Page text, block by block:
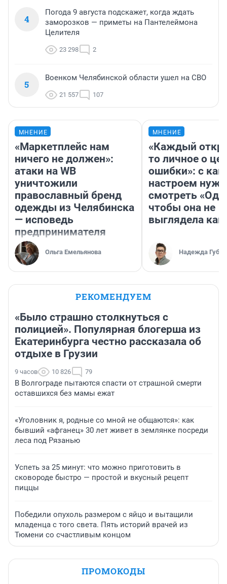
4
Погода 9 августа подскажет, когда ждать
заморозков — приметы на Пантелеймона
Целителя
23 298 2
5
Военком Челябинской области ушел на СВО
21 557 107
МНЕНИЕ
«Маркетплейс нам
ничего не должен»:
атаки на WB
уничтожили
православный бренд
одежды из Челябинска
— исповедь
предпринимателя
Ольга Емельянова
МНЕНИЕ
«Каждый
то личное о
ошибки»: с
настроем
смотреть
чтобы она не
выглядела как
Надежда
РЕКОМЕНДУЕМ
«Было страшно столкнуться с
полицией». Популярная блогерша из
Екатеринбурга честно рассказала об
отдыхе в Грузии
9 часов 10 826 79
В Волгограде пытаются спасти от страшной смерти
оставшихся без мамы ежат
«Уголовник я, родные со мной не общаются»: как
бывший «афганец» 30 лет живет в землянке посреди
леса под Рязанью
Успеть за 25 минут: что можно приготовить в
сковороде быстро — простой и вкусный рецепт
пиццы
Победили опухоль размером с яйцо и вытащили
младенца с того света. Пять историй врачей из
Тюмени со счастливым концом
ПРОМОКОДЫ